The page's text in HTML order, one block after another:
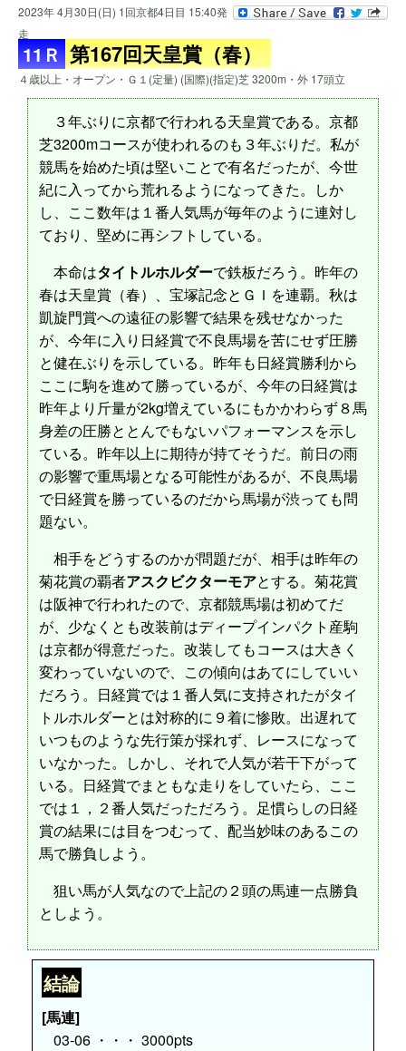
2023年 4月30日(日) 1回京都4日目 15:40発
走
11Ｒ 第167回天皇賞（春）
４歳以上・オープン・Ｇ１(定量) (国際)(指定)芝 3200m・外 17頭立
３年ぶりに京都で行われる天皇賞である。京都
芝3200mコースが使われるのも３年ぶりだ。私が
競馬を始めた頃は堅いことで有名だったが、今世
紀に入ってから荒れるようになってきた。しか
し、ここ数年は１番人気馬が毎年のように連対し
ており、堅めに再シフトしている。
本命はタイトルホルダーで鉄板だろう。昨年の
春は天皇賞（春）、宝塚記念とＧＩを連覇。秋は
凱旋門賞への遠征の影響で結果を残せなかった
が、今年に入り日経賞で不良馬場を苦にせず圧勝
と健在ぶりを示している。昨年も日経賞勝利から
ここに駒を進めて勝っているが、今年の日経賞は
昨年より斤量が2kg増えているにもかかわらず８馬
身差の圧勝ととんでもないパフォーマンスを示し
ている。昨年以上に期待が持てそうだ。前日の雨
の影響で重馬場となる可能性があるが、不良馬場
で日経賞を勝っているのだから馬場が渋っても問
題ない。
相手をどうするのかが問題だが、相手は昨年の
菊花賞の覇者アスクビクターモアとする。菊花賞
は阪神で行われたので、京都競馬場は初めてだ
が、少なくとも改装前はディープインパクト産駒
は京都が得意だった。改装してもコースは大きく
変わっていないので、この傾向はあてにしていい
だろう。日経賞では１番人気に支持されたがタイ
トルホルダーとは対称的に９着に惨敗。出遅れて
いつものような先行策が採れず、レースになって
いなかった。しかし、それで人気が若干下がって
いる。日経賞でまともな走りをしていたら、ここ
では１，２番人気だっただろう。足慣らしの日経
賞の結果には目をつむって、配当妙味のあるこの
馬で勝負しよう。
狙い馬が人気なので上記の２頭の馬連一点勝負
としよう。
結論
[馬連]
03-06 ・・・ 3000pts